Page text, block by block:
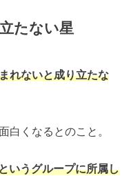
たない星
れないと成り立たな
白くなるとのこと。
いうグループに所属し